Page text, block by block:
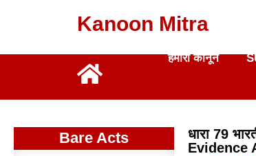
Kanoon Mitra
हमारा कानून
Bare Acts
धारा 79
Evidence